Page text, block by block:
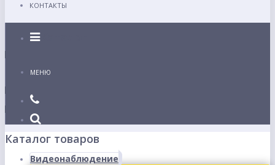
КОНТАКТЫ
Каталог
МЕНЮ
Каталог товаров
Видеонаблюдение